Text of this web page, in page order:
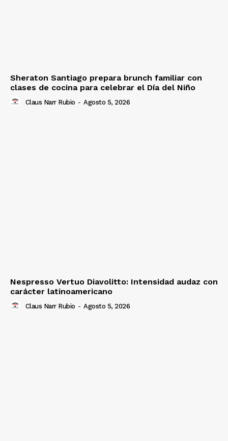
Sheraton Santiago prepara brunch familiar con
clases de cocina para celebrar el Día del Niño
Claus Narr Rubio - Agosto 5, 2026
Nespresso Vertuo Diavolitto: Intensidad audaz con
carácter latinoamericano
Claus Narr Rubio - Agosto 5, 2026